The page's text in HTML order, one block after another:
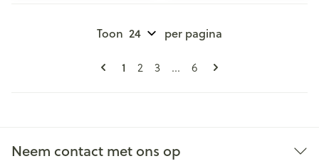
Pagina's
U lees momenteel pagina
1 Pagina
2 Pagina
3 ... Pagina
6
Toon per pagina
Neem contact met ons op